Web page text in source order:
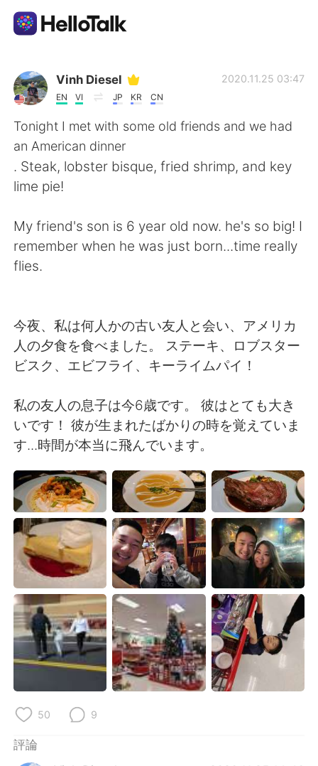
語言交換應用
AI Grammar Checker
繁體中文
Español العربية
日本語 한국어
Русский
Türkçe Tiếng Việt
Vinh Diesel
EN VI JP KR CN
2020.11.25 03:47
Tonight I met with some old friends and we had
an American dinner
. Steak, lobster bisque, fried shrimp, and key
lime pie!
My friend's son is 6 year old now. he's so big! I
remember when he was just born...time really
flies.
今夜、私は何人かの古い友人と会い、アメリカ
人の夕食を食べました。 ステーキ、ロブスター
ビスク、エビフライ、キーライムパイ！
私の友人の息子は今6歳です。 彼はとても大き
いです！ 彼が生まれたばかりの時を覚えていま
す...時間が本当に飛んでいます。
50 9
評論